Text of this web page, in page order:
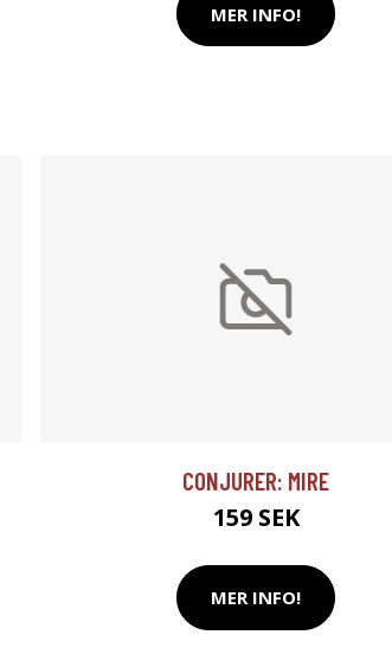
MER INFO!
CONJURER: MIRE
159 SEK
MER INFO!